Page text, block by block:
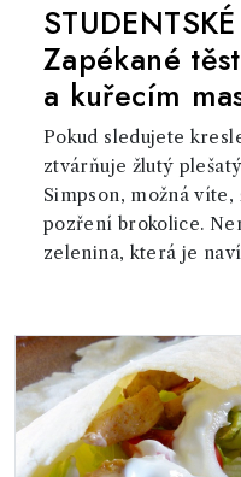
Zapékané
a kuřecím
Pokud sledujete
ztvárňuje žlutý
Simpson, možná
pozření brokolice.
zelenina, která je